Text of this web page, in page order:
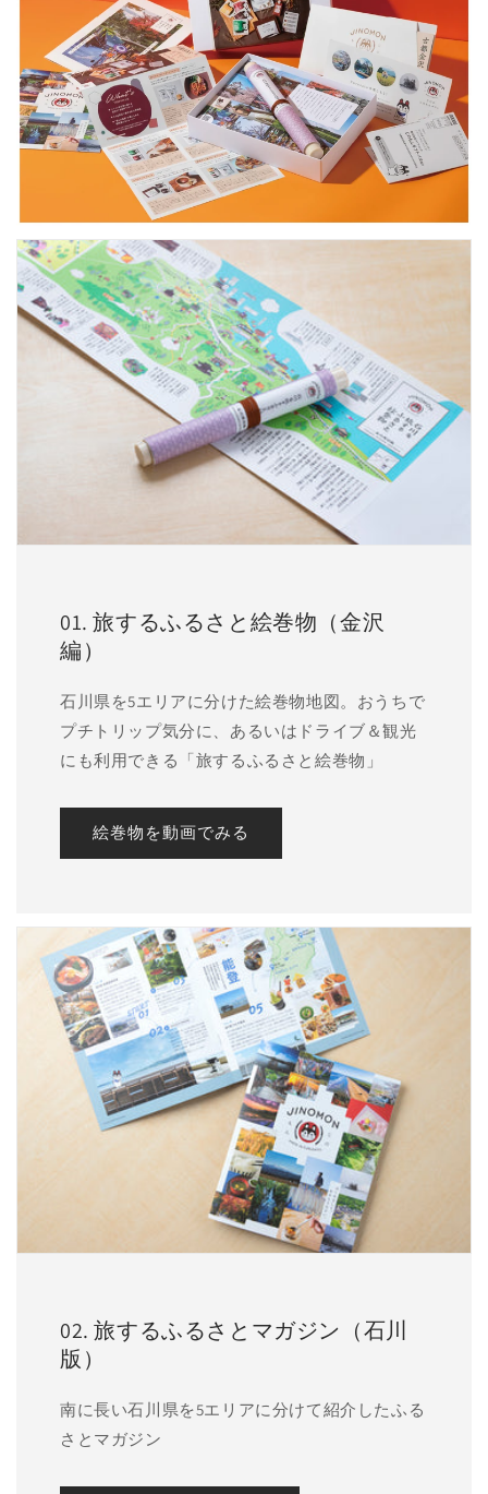
01. 旅するふるさと絵巻物（金沢
編）
石川県を5エリアに分けた絵巻物地図。おうちで
プチトリップ気分に、あるいはドライブ＆観光
にも利用できる「旅するふるさと絵巻物」
絵巻物を動画でみる
02. 旅するふるさとマガジン（石川
版）
南に長い石川県を5エリアに分けて紹介したふる
さとマガジン